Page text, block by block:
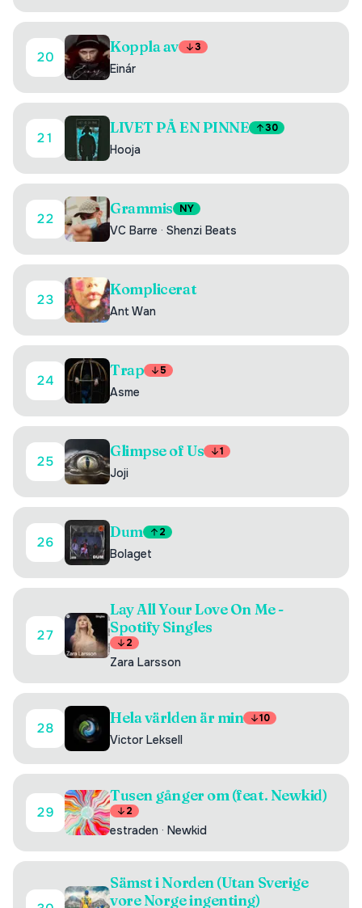
20
Koppla av 3
Einár
21
LIVET PÅ EN PINNE 30
Hooja
22
Grammis NY
VC Barre · Shenzi Beats
23
Komplicerat
Ant Wan
24
Trap 5
Asme
25
Glimpse of Us 1
Joji
26
Dum 2
Bolaget
27
Lay All Your Love On Me -
Spotify Singles
2
Zara Larsson
28
Hela världen är min 10
Victor Leksell
29
Tusen gånger om (feat. Newkid)
2
estraden · Newkid
Sämst i Norden (Utan Sverige
vore Norge ingenting)